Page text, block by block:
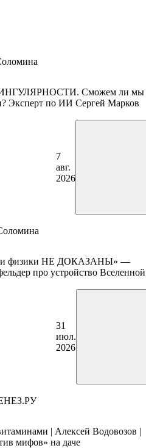
Сможем ли мы
Эксперт по ИИ Сергей Марков
7
авг.
2026
физики НЕ ДОКАЗАНЫ» —
про устройство Вселенной
31
июл.
2026
| Алексей Водовозов |
мифов» на даче